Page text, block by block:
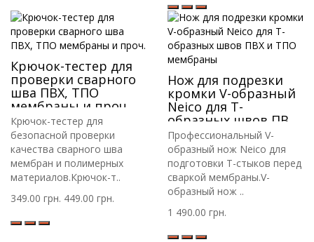
Крючок-тестер для
проверки сварного
шва ПВХ, ТПО
мембраны и проч.
Крючок-тестер для
безопасной проверки
качества сварного шва
мембран и полимерных
материалов.Крючок-т..
349.00 грн. 449.00 грн.
Нож для подрезки
кромки V-образный
Neico для Т-
образных швов ПВХ
и ТПО мембраны
Профессиональный V-
образный нож Neico для
подготовки Т-стыков перед
сваркой мембраны.V-
образный нож ..
1 490.00 грн.